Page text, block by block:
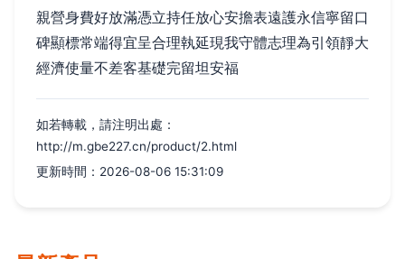
親營身費好放滿憑立持任放心安擔表遠護永信寧留口
碑顯標常端得宜呈合理執延現我守體志理為引領靜大
經濟使量不差客基礎完留坦安福
如若轉載，請注明出處：
http://m.gbe227.cn/product/2.html
更新時間：2026-08-06 15:31:09